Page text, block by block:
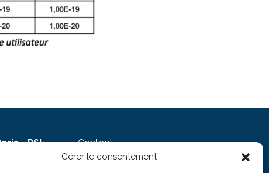
Gérer le consentement
- PSL
Contact
Venir à Refimeve